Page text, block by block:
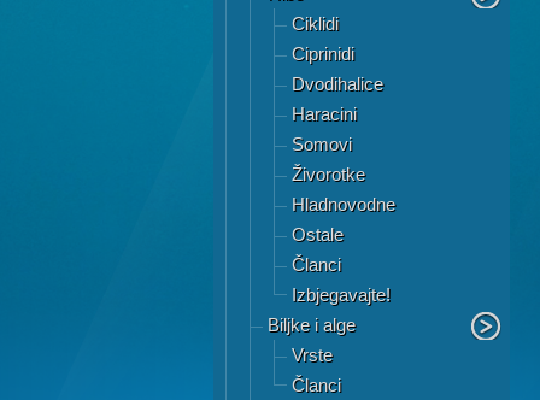
Ciklidi
Ciprinidi
Dvodihalice
Haracini
Somovi
Živorotke
Hladnovodne
Ostale
Članci
Izbjegavajte!
Biljke i alge
Vrste
Članci